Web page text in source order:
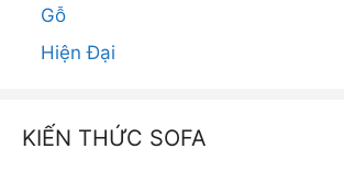
Gỗ
Hiện Đại
KIẾN THỨC SOFA